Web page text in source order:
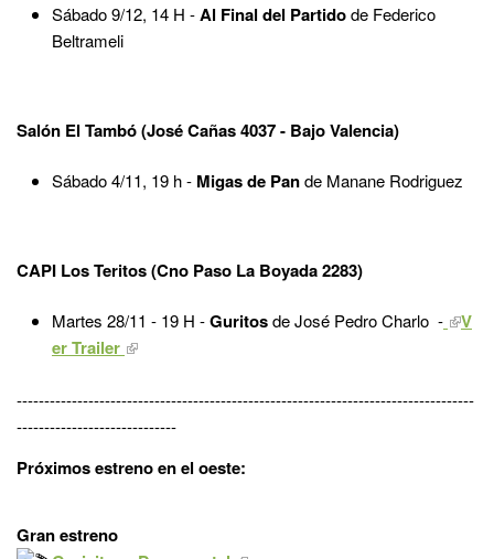
Sábado 9/12, 14 H -Al Final del Partidode Federico
Beltrameli
Salón El Tambó (José Cañas 4037 - Bajo Valencia)
Sábado 4/11, 19 h - Migas de Pande Manane Rodriguez
CAPI Los Teritos (Cno Paso La Boyada 2283)
Martes 28/11 - 19 H -Guritosde José Pedro Charlo -
V
er Trailer
-----------------------------------------------------------------------------------
-----------------------------
Próximos estreno en el oeste:
Gran estreno